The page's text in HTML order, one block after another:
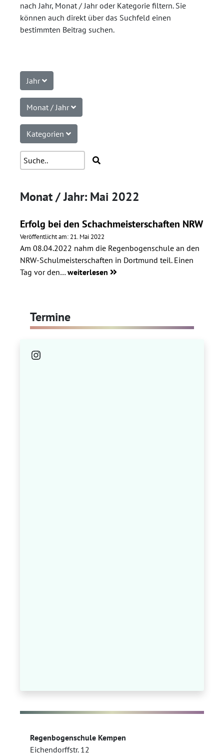
nach Jahr, Monat / Jahr oder Kategorie filtern. Sie
können auch direkt über das Suchfeld einen
bestimmten Beitrag suchen.
Jahr
Monat / Jahr
Kategorien
Monat / Jahr: Mai 2022
Erfolg bei den Schachmeisterschaften NRW
Veröffentlicht am: 21. Mai 2022
Am 08.04.2022 nahm die Regenbogenschule an den
NRW-Schulmeisterschaften in Dortmund teil. Einen
Tag vor den… weiterlesen
Termine
Instagram
Regenbogenschule Kempen
Eichendorffstr. 12